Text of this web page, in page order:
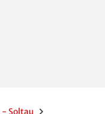
Soltau